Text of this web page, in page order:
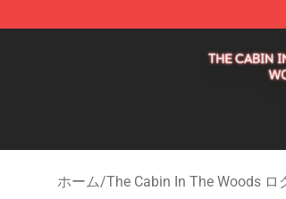
ホーム/The Cabin In The Woods ロ